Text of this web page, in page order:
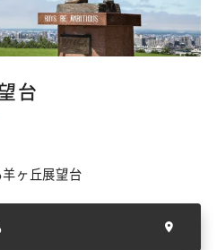
台
ヶ丘展望台